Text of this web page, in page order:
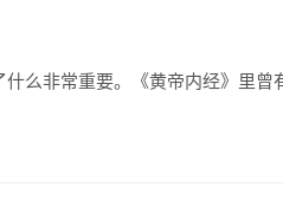
么非常重要。《黄帝内经》里曾